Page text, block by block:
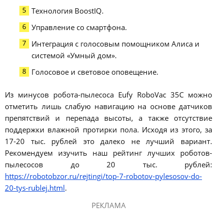
Технология BoostIQ.
Управление со смартфона.
Интеграция с голосовым помощником Алиса и
системой «Умный дом».
Голосовое и световое оповещение.
Из минусов робота-пылесоса Eufy RoboVac 35C можно
отметить лишь слабую навигацию на основе датчиков
препятствий и перепада высоты, а также отсутствие
поддержки влажной протирки пола. Исходя из этого, за
17-20 тыс. рублей это далеко не лучший вариант.
Рекомендуем изучить наш рейтинг лучших роботов-
пылесосов до 20 тыс. рублей:
https://robotobzor.ru/rejtingi/top-7-robotov-pylesosov-do-
20-tys-rublej.html.
РЕКЛАМА